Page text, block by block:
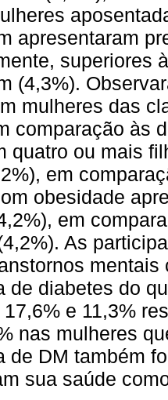
apresentaram
superiores
(4,3%).
mulheres das
comparação às
quatro ou mais
em
obesidade
em
As
de diabetes do
e 11,3%
nas mulheres
de DM também
sua saúde